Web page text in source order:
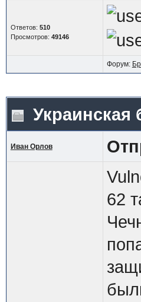
Ответов: 510
Просмотров: 49146
Форум:
Украинская
Иван Орлов
62